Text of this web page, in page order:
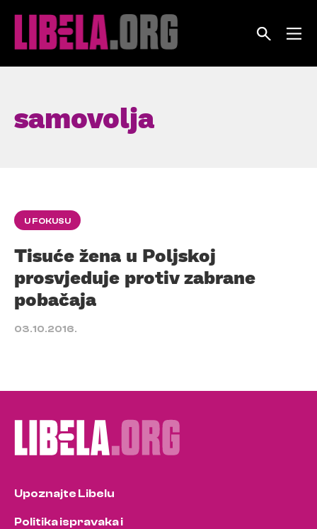
samovolja
U FOKUSU
Tisuće žena u Poljskoj
prosvjeduje protiv zabrane
pobačaja
03.10.2016.
Upoznajte Libelu
Politika ispravaka i